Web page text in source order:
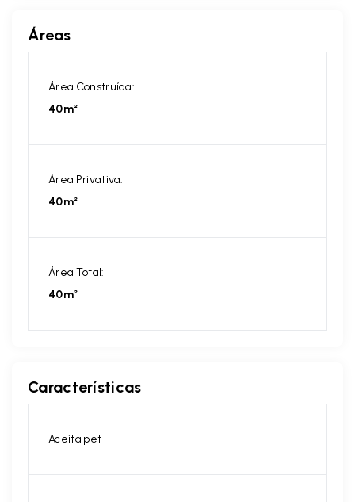
Áreas
Área Construída:
40m²
Área Privativa:
40m²
Área Total:
40m²
Características
Aceita pet